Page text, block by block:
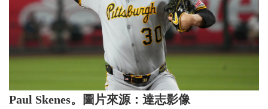
Paul Skenes。圖片來源：達志影像